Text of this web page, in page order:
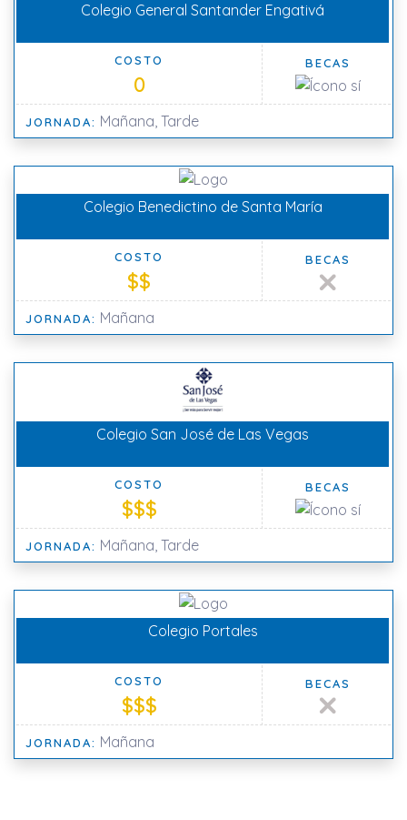
Colegio General Santander Engativá
COSTO
0
BECAS
JORNADA: Mañana, Tarde
Colegio Benedictino de Santa María
COSTO
$$
BECAS
JORNADA: Mañana
Colegio San José de Las Vegas
COSTO
$$$
BECAS
JORNADA: Mañana, Tarde
Colegio Portales
COSTO
$$$
BECAS
JORNADA: Mañana